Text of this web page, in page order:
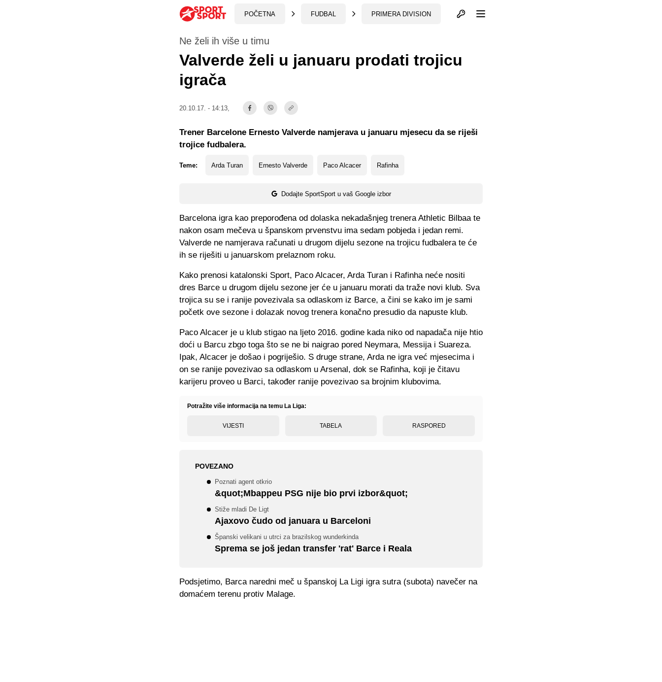
POČETNA FUDBAL PRIMERA DIVISION Otvori profil
Ne želi ih više u timu
Valverde želi u januaru prodati trojicu
igrača
20.10.17. - 14:13,
Teme: Arda Turan Ernesto Valverde Paco Alcacer Rafinha
Dodajte SportSport u vaš Google izbor
Trener Barcelone Ernesto Valverde namjerava u januaru mjesecu da se riješi
trojice fudbalera.
Barcelona igra kao preporođena od dolaska nekadašnjeg trenera Athletic Bilbaa te
nakon osam mečeva u španskom prvenstvu ima sedam pobjeda i jedan remi.
Valverde ne namjerava računati u drugom dijelu sezone na trojicu fudbalera te će
ih se riješiti u januarskom prelaznom roku.
Kako prenosi katalonski Sport, Paco Alcacer, Arda Turan i Rafinha neće nositi
dres Barce u drugom dijelu sezone jer će u januaru morati da traže novi klub. Sva
trojica su se i ranije povezivala sa odlaskom iz Barce, a čini se kako im je sami
početk ove sezone i dolazak novog trenera konačno presudio da napuste klub.
Paco Alcacer je u klub stigao na ljeto 2016. godine kada niko od napadača nije htio
doći u Barcu zbgo toga što se ne bi naigrao pored Neymara, Messija i Suareza.
Ipak, Alcacer je došao i pogriješio. S druge strane, Arda ne igra već mjesecima i
on se ranije povezivao sa odlaskom u Arsenal, dok se Rafinha, koji je čitavu
karijeru proveo u Barci, također ranije povezivao sa brojnim klubovima.
Potražite više informacija na temu La Liga:
VIJESTI TABELA RASPORED
POVEZANO
Poznati agent otkrio
&quot;Mbappeu PSG nije bio prvi izbor&quot;
Stiže mladi De Ligt
Ajaxovo čudo od januara u Barceloni
Španski velikani u utrci za brazilskog wunderkinda
Sprema se još jedan transfer 'rat' Barce i Reala
Podsjetimo, Barca naredni meč u španskoj La Ligi igra sutra (subota) navečer na
domaćem terenu protiv Malage.